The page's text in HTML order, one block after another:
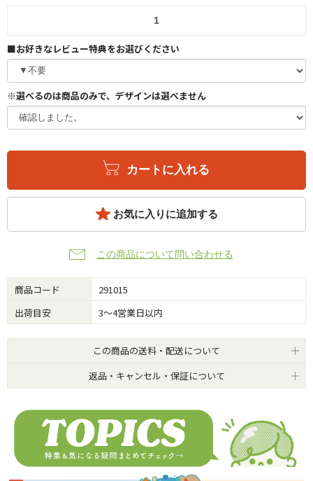
■お好きなレビュー特典をお選びください
※選べるのは商品のみで、デザインは選べません
カートに入れる
お気に入りに追加する
この商品について問い合わせる
商品コード
291015
出荷目安
3～4営業日以内
この商品の送料・配送について
返品・キャンセル・保証について